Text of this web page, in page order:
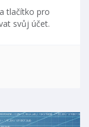
tlačítko pro
svůj účet.